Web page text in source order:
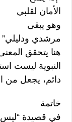
الأمان لقلبي
وهو يبقى
مرشدي ودليلي”
هنا يتحقق
النبوية ليست
دائم، يجعل من
خاتمة
في قصيدة “ليس